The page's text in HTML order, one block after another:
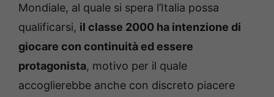
Mondiale, al quale si spera l’Italia possa
qualificarsi, il classe 2000 ha intenzione di
giocare con continuità ed essere
protagonista, motivo per il quale
accoglierebbe anche con discreto piacere